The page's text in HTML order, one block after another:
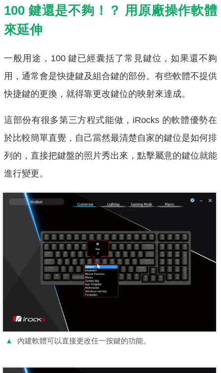
100 鍵還是不夠！？ 用原廠操作軟體
來延伸
一般用途，100 鍵已經囊括了常見鍵位，如果還不夠
用，通常會是快捷鍵及組合鍵的部份。有些軟體不提供
快捷鍵的更換，就得靠更改鍵位的映射來達成。
這部份有很多第三方程式能做，iRocks 的軟體優勢在
於比較簡單直覺，自己當然最清楚自家的鍵位是如何排
列的，直接把鍵盤的照片秀出來，點擊屬意的鍵位就能
進行變更。
▲ 內建軟體可以直接更改任一按鍵的功能。